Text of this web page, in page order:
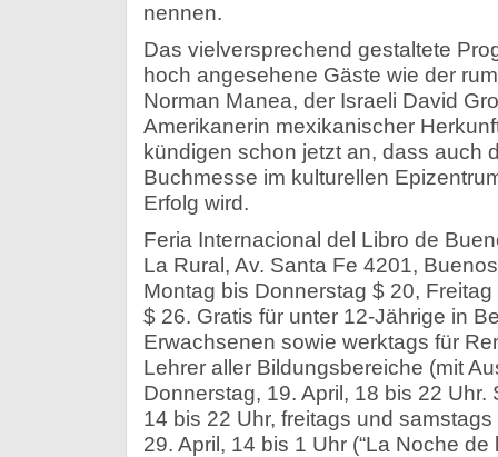
nennen.
Das vielversprechend gestaltete
hoch angesehene Gäste wie der
Norman Manea, der Israeli David
Amerikanerin mexikanischer
kündigen schon jetzt an, dass auch
Buchmesse im kulturellen
Erfolg wird.
Feria Internacional del Libro de
La Rural, Av. Santa Fe 4201,
Montag bis Donnerstag $ 20,
$ 26. Gratis für unter 12-Jährige in
Erwachsenen sowie werktags für
Lehrer aller Bildungsbereiche (mit
Donnerstag, 19. April, 18 bis 22
14 bis 22 Uhr, freitags und
29. April, 14 bis 1 Uhr (“La Noche de